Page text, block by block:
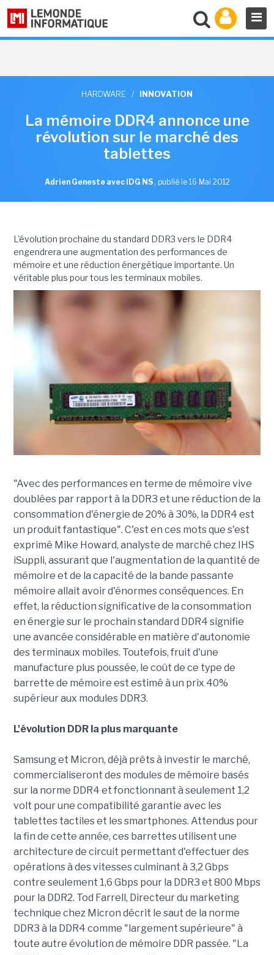
HARDWARE / INNOVATION
La mémoire DDR4 annonce une
révolution sur le marché des
tablettes
Adrien Geneste avec IDG NS , publié le 16 Mai 2012
L'évolution prochaine du standard DDR3 vers le DDR4
engendrera une augmentation des performances de
mémoire et une réduction énergétique importante. Un
véritable plus pour tous les terminaux mobiles.
"Avec des performances en terme de mémoire vive
doublées par rapport à la DDR3 et une réduction de la
consommation d'énergie de 20% à 30%, la DDR4 est
un produit fantastique". C'est en ces mots que s'est
exprimé Mike Howard, analyste de marché chez IHS
iSuppli, assurant que l'augmentation de la quantité de
mémoire et de la capacité de la bande passante
mémoire allait avoir d'énormes conséquences. En
effet, la réduction significative de la consommation
en énergie sur le prochain standard DDR4 signifie
une avancée considérable en matière d'autonomie
des terminaux mobiles. Toutefois, fruit d'une
manufacture plus poussée, le coût de ce type de
barrette de mémoire est estimé à un prix 40%
supérieur aux modules DDR3.
L'évolution DDR la plus marquante
Samsung et Micron, déjà prêts à investir le marché,
commercialiseront des modules de mémoire basés
sur la norme DDR4 et fonctionnant à seulement 1,2
volt pour une compatibilité garantie avec les
tablettes tactiles et les smartphones. Attendus pour
la fin de cette année, ces barrettes utilisent une
architecture de circuit permettant d'effectuer des
opérations à des vitesses culminant à 3,2 Gbps
contre seulement 1,6 Gbps pour la DDR3 et 800 Mbps
pour la DDR2. Tod Farrell, Directeur du marketing
technique chez Micron décrit le saut de la norme
DDR3 à la DDR4 comme "largement supérieure" à
toute autre évolution de mémoire DDR passée. "La